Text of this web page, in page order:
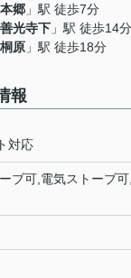
本郷 」駅 徒歩7分
善光寺下 」駅 徒歩14分
桐原 」駅 徒歩18分
報
対応
ブ可,電気ストーブ